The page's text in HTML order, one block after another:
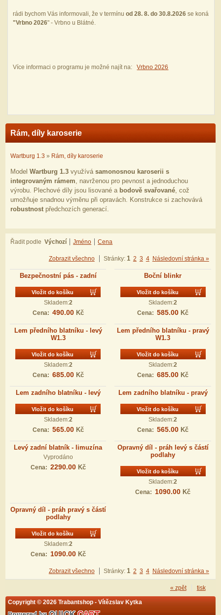
rádi bychom Vás informovali, že v termínuod 28. 8. do 30.8.2026 se koná
"Vrbno 2026" - Vrbno u Blátné.
Více informaci o programu je možné najít na:Vrbno 2026
Rám, díly karoserie
Wartburg 1.3 » Rám, díly karoserie
ModelWartburg 1.3využívásamonosnou karoserii s
integrovaným rámem, navrženou pro pevnost a jednoduchou
výrobu. Plechové díly jsou lisované a bodově svařované, což
umožňuje snadnou výměnu při opravách. Konstrukce si zachovává
robustnost předchozích generací.
Řadit podle Výchozí Jméno Cena
Zobrazit všechno Stránky: 1 2 3 4 Následovní stránka »
Bezpečnostní pás - zadní
Vložit do košíku
Skladem:2
Cena: 490.00 Kč
Boční blinkr
Vložit do košíku
Skladem:2
Cena: 585.00 Kč
Lem předního blatníku - levý
W1.3
Vložit do košíku
Skladem:2
Cena: 685.00 Kč
Lem předního blatníku - pravý
W1.3
Vložit do košíku
Skladem:2
Cena: 685.00 Kč
Lem zadního blatníku - levý
Vložit do košíku
Skladem:2
Cena: 565.00 Kč
Lem zadního blatníku - pravý
Vložit do košíku
Skladem:2
Cena: 565.00 Kč
Levý zadní blatník - limuzína
Vyprodáno
Cena: 2290.00 Kč
Opravný díl - práh levý s částí
podlahy
Vložit do košíku
Skladem:2
Cena: 1090.00 Kč
Opravný díl - práh pravý s částí
podlahy
Vložit do košíku
Skladem:2
Cena: 1090.00 Kč
Zobrazit všechno Stránky: 1 2 3 4 Následovní stránka »
tisk
« zpět
Copyright © 2026 Trabantshop - Vítězslav Kytka